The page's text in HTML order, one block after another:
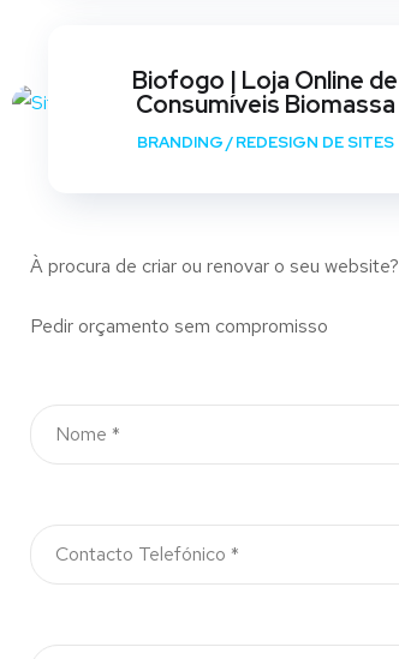
Biofogo | Loja Online de
Consumíveis Biomassa
BRANDING/REDESIGN DE SITES
À procura de criar ou renovar o seu website?
Pedir orçamento sem compromisso